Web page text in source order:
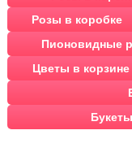
Розы в коробке
Пионовидные
Цветы в корзине